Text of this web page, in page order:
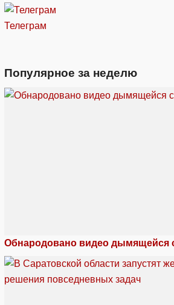
Телеграм
Популярное за неделю
Обнародовано видео дымящейся